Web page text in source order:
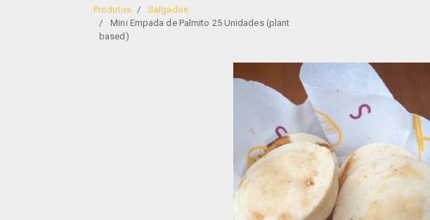
Produtos
Salgados
Mini Empada de Palmito 25 Unidades (plant
based)